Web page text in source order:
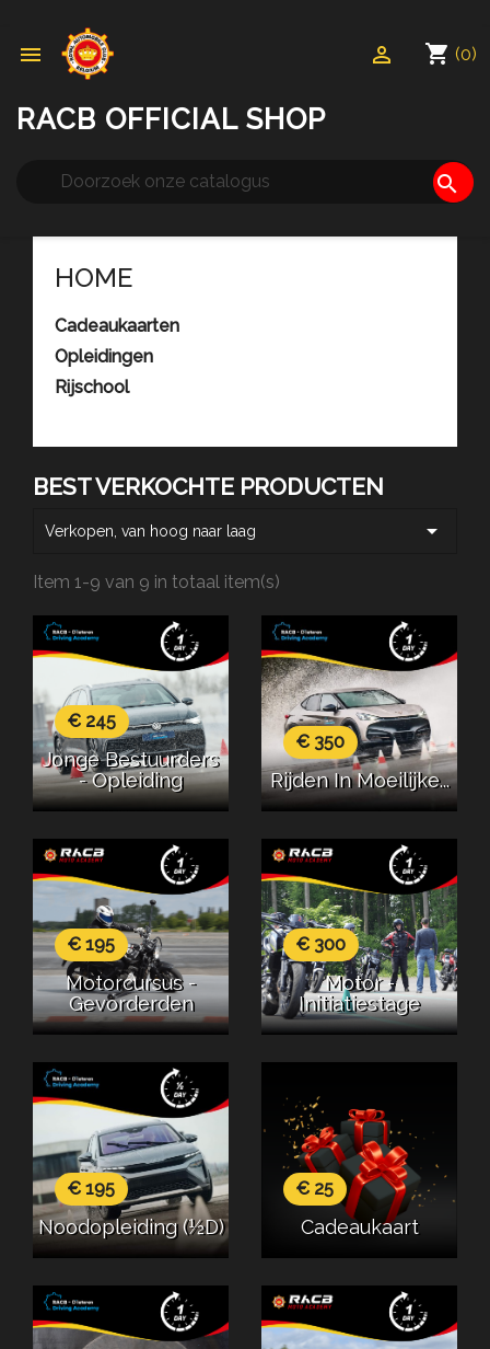
 shopping_cart (0)

RACB OFFICIAL SHOP
search
HOME
Cadeaukaarten
Opleidingen
Rijschool
BEST VERKOCHTE PRODUCTEN
Verkopen, van hoog naar laag 
Item 1-9 van 9 in totaal item(s)
Jonge Bestuurders
- Opleiding
€ 245
Rijden In Moeilijke...
€ 350
Motorcursus -
Gevorderden
€ 195
Motor -
Initiatiestage
€ 300
Noodopleiding (½D)
€ 195
Cadeaukaart
€ 25